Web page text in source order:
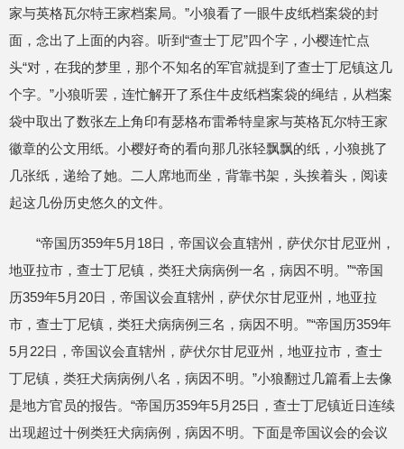
家与英格瓦尔特王家档案局。”小狼看了一眼牛皮纸档案袋的封
面，念出了上面的内容。听到“查士丁尼”四个字，小樱连忙点
头“对，在我的梦里，那个不知名的军官就提到了查士丁尼镇这几
个字。”小狼听罢，连忙解开了系住牛皮纸档案袋的绳结，从档案
袋中取出了数张左上角印有瑟格布雷希特皇家与英格瓦尔特王家
徽章的公文用纸。小樱好奇的看向那几张轻飘飘的纸，小狼挑了
几张纸，递给了她。二人席地而坐，背靠书架，头挨着头，阅读
起这几份历史悠久的文件。
“帝国历359年5月18日，帝国议会直辖州，萨伏尔甘尼亚州，
地亚拉市，查士丁尼镇，类狂犬病病例一名，病因不明。”“帝国
历359年5月20日，帝国议会直辖州，萨伏尔甘尼亚州，地亚拉
市，查士丁尼镇，类狂犬病病例三名，病因不明。”“帝国历359年
5月22日，帝国议会直辖州，萨伏尔甘尼亚州，地亚拉市，查士
丁尼镇，类狂犬病病例八名，病因不明。”小狼翻过几篇看上去像
是地方官员的报告。“帝国历359年5月25日，查士丁尼镇近日连续
出现超过十例类狂犬病病例，病因不明。下面是帝国议会的会议